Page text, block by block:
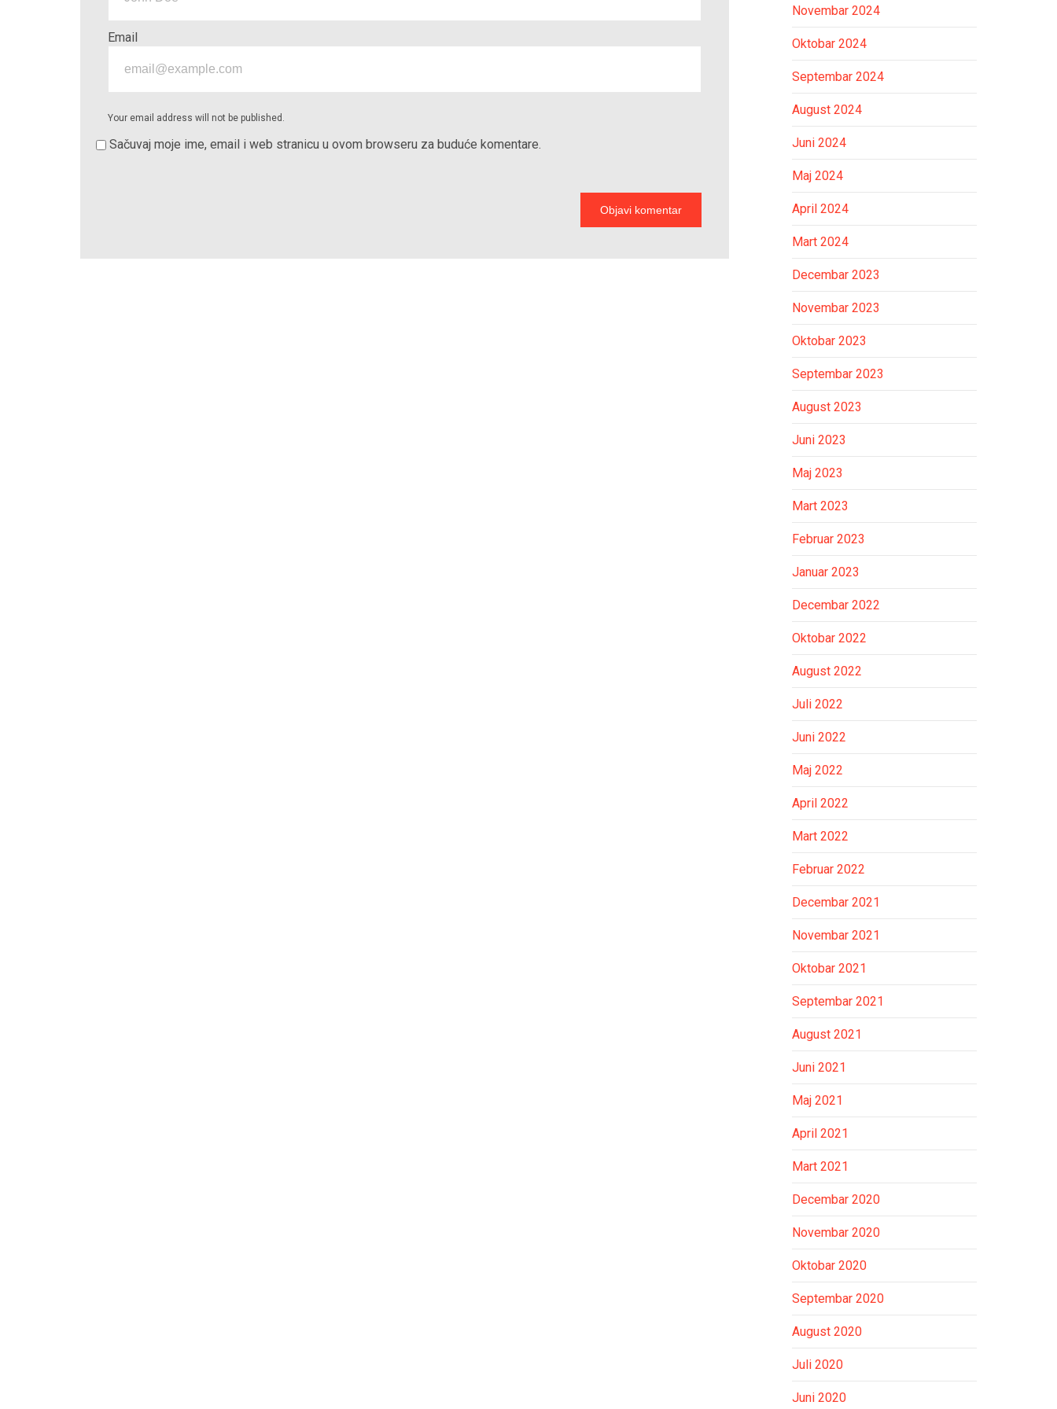
Email
Your email address will not be published.
Sačuvaj moje ime, email i web stranicu u ovom browseru za buduće komentare.
Novembar 2024
Oktobar 2024
Septembar 2024
August 2024
Juni 2024
Maj 2024
April 2024
Mart 2024
Decembar 2023
Novembar 2023
Oktobar 2023
Septembar 2023
August 2023
Juni 2023
Maj 2023
Mart 2023
Februar 2023
Januar 2023
Decembar 2022
Oktobar 2022
August 2022
Juli 2022
Juni 2022
Maj 2022
April 2022
Mart 2022
Februar 2022
Decembar 2021
Novembar 2021
Oktobar 2021
Septembar 2021
August 2021
Juni 2021
Maj 2021
April 2021
Mart 2021
Decembar 2020
Novembar 2020
Oktobar 2020
Septembar 2020
August 2020
Juli 2020
Juni 2020